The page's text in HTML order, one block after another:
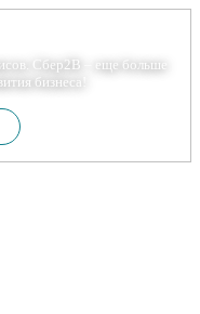
Сбер2В – еще больше
бизнеса!